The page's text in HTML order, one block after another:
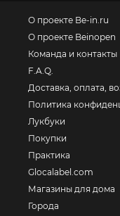
О проекте Be-in.ru
О проекте Beinopen
Команда и контакты
F.A.Q.
Доставка, оплата,
Политика
Лукбуки
Покупки
Практика
Glocalabel.com
Магазины для дома
Города